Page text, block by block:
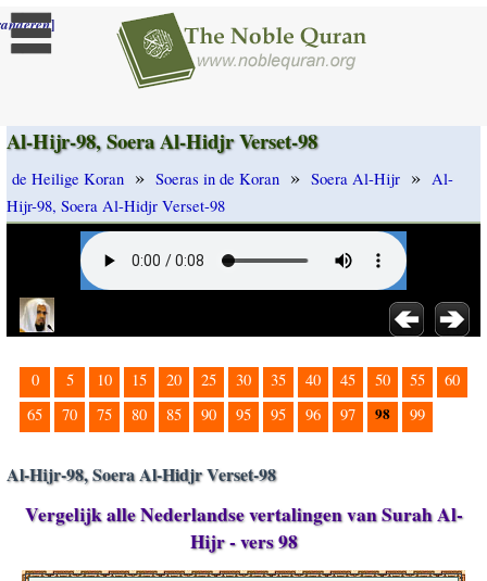
]
Al-Hijr-98, Soera Al-Hidjr Verset-98
de Heilige Koran » Soeras in de Koran » Soera Al-Hijr » Al-
Hijr-98, Soera Al-Hidjr Verset-98
0 5 10 15 20 25 30 35 40 45 50 55
60
65
70 75 80 85 90 95 95 96 97 98 99
Al-Hijr-98, Soera Al-Hidjr Verset-98
Vergelijk alle Nederlandse vertalingen van Surah Al-
Hijr - vers 98